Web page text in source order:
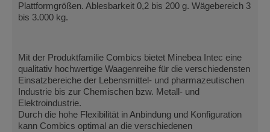
Plattformgrößen. Ablesbarkeit 0,2 bis 200 g. Wägebereich 3
bis 3.000 kg.
Mit der Produktfamilie Combics bietet Minebea Intec eine
qualitativ hochwertige Waagenreihe für die verschiedensten
Einsatzbereiche der Lebensmittel- und pharmazeutischen
Industrie bis zur Chemischen bzw. Metall- und
Elektroindustrie.
Durch die hohe Flexibilität in Anbindung und Konfiguration
kann Combics optimal an die verschiedenen